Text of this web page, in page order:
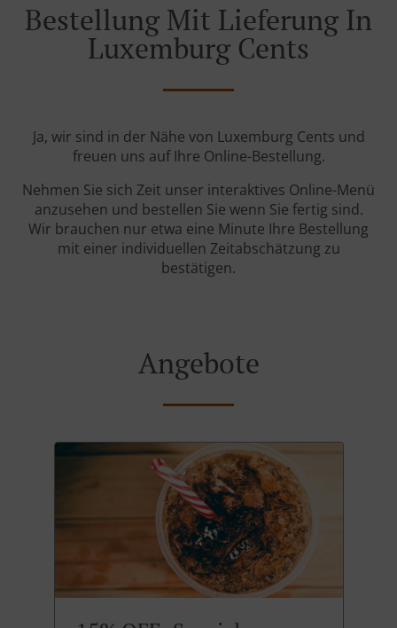
Bestellung Mit Lieferung In
Luxemburg Cents
Ja, wir sind in der Nähe von Luxemburg Cents und
freuen uns auf Ihre Online-Bestellung.
Nehmen Sie sich Zeit unser interaktives Online-Menü
anzusehen und bestellen Sie wenn Sie fertig sind.
Wir brauchen nur etwa eine Minute Ihre Bestellung
mit einer individuellen Zeitabschätzung zu
bestätigen.
Angebote